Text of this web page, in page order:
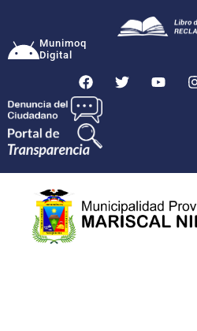
Munimoq
Digital